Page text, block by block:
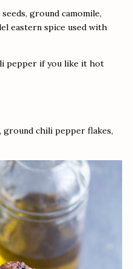
ground camomile,
eastern spice used with
pepper if you like it hot
ground chili pepper flakes,